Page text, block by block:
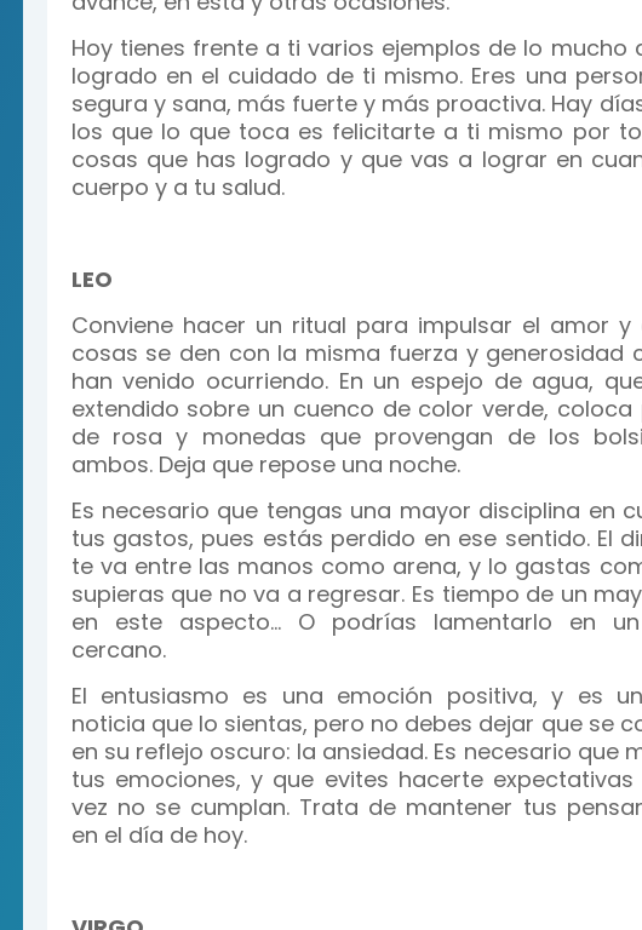
Hoy tienes frente a ti varios ejemplos de lo mucho
logrado en el cuidado de ti mismo. Eres una
segura y sana, más fuerte y más proactiva. Hay
los que lo que toca es felicitarte a ti mismo por
cosas que has logrado y que vas a lograr en
cuerpo y a tu salud.
LEO
Conviene hacer un ritual para impulsar el amor y
cosas se den con la misma fuerza y generosidad
han venido ocurriendo. En un espejo de agua,
extendido sobre un cuenco de color verde, coloca
de rosa y monedas que provengan de los
ambos. Deja que repose una noche.
Es necesario que tengas una mayor disciplina en
tus gastos, pues estás perdido en ese sentido. El
te va entre las manos como arena, y lo gastas
supieras que no va a regresar. Es tiempo de un
en este aspecto… O podrías lamentarlo en
cercano.
El entusiasmo es una emoción positiva, y es
noticia que lo sientas, pero no debes dejar que se
en su reflejo oscuro: la ansiedad. Es necesario que
tus emociones, y que evites hacerte
vez no se cumplan. Trata de mantener tus
en el día de hoy.